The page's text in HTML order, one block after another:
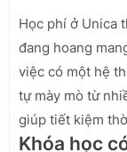
Học phí ở Unica
đang hoang
việc có một hệ
tự mày mò từ
giúp tiết kiệm
Khóa học